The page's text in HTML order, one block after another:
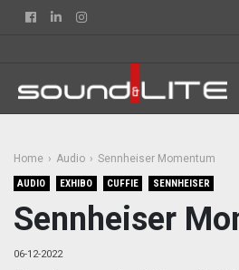
FacebookLinkedin
Home Audio Sennheiser Momentum
AUDIO EXHIBO CUFFIE SENNHEISER
Sennheiser
06-12-2022